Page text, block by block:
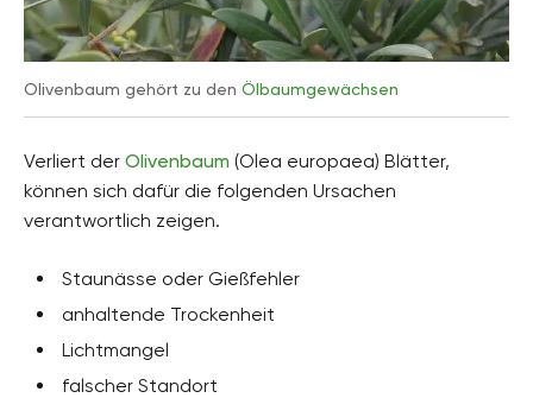
Olivenbaum gehört zu den Ölbaumgewächsen
Verliert der Olivenbaum (Olea europaea) Blätter,
können sich dafür die folgenden Ursachen
verantwortlich zeigen.
Staunässe oder Gießfehler
anhaltende Trockenheit
Lichtmangel
falscher Standort